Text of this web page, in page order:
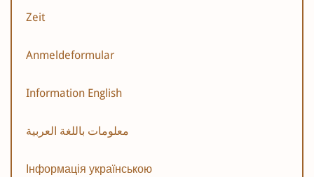
Zeit
Anmeldeformular
Information English
معلومات باللغة العربية
Інформація українською